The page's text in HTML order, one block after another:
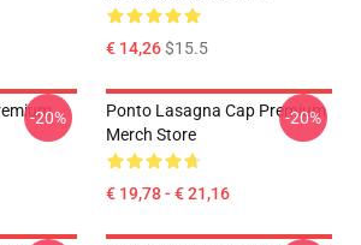
€ 14,26$15.5
-20%
Ponto Lasagna Cap Premium
Merch Store
€ 19,78 - € 21,16
-20%